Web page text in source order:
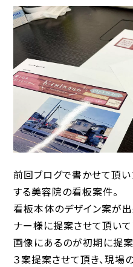
前回ブログで書かせて頂
する美容院の看板案件。
看板本体のデザイン案が
ナー様に提案させて頂いて
画像にあるのが初期に提
３案提案させて頂き、現